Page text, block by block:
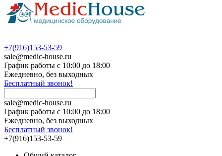
+7(916)153-53-59
sale@medic-house.ru
График работы с 10:00 до 18:00
Ежедневно, без выходных
Бесплатный звонок!
sale@medic-house.ru
График работы с 10:00 до 18:00
Ежедневно, без выходных
Бесплатный звонок!
+7(916)153-53-59